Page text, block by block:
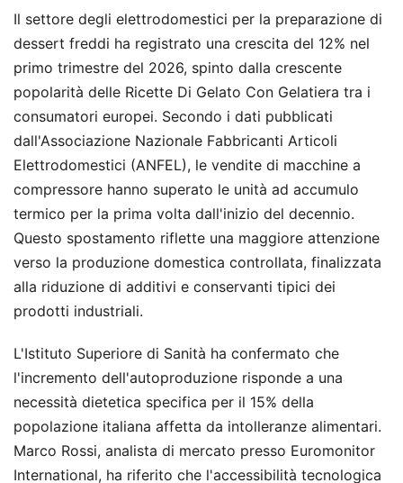
Il settore degli elettrodomestici per la preparazione di
dessert freddi ha registrato una crescita del 12% nel
primo trimestre del 2026, spinto dalla crescente
popolarità delle Ricette Di Gelato Con Gelatiera tra i
consumatori europei. Secondo i dati pubblicati
dall'Associazione Nazionale Fabbricanti Articoli
Elettrodomestici (ANFEL), le vendite di macchine a
compressore hanno superato le unità ad accumulo
termico per la prima volta dall'inizio del decennio.
Questo spostamento riflette una maggiore attenzione
verso la produzione domestica controllata, finalizzata
alla riduzione di additivi e conservanti tipici dei
prodotti industriali.
L'Istituto Superiore di Sanità ha confermato che
l'incremento dell'autoproduzione risponde a una
necessità dietetica specifica per il 15% della
popolazione italiana affetta da intolleranze alimentari.
Marco Rossi, analista di mercato presso Euromonitor
International, ha riferito che l'accessibilità tecnologica